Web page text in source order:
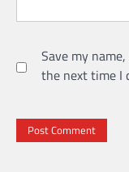
Save my
the next time I